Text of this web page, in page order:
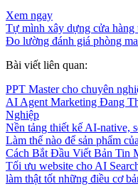
Xem ngay
Tự mình xây dựng cửa
Đo lường đánh giá phòng
Bài viết liên quan:
PPT Master cho chuyên
AI Agent Marketing Đang
Nghiệp
Nền tảng thiết kế AI-native,
Làm thế nào để sản phẩm
Cách Bắt Đầu Viết Bản Tin
Tối ưu website cho AI
làm thật tốt những điều cơ